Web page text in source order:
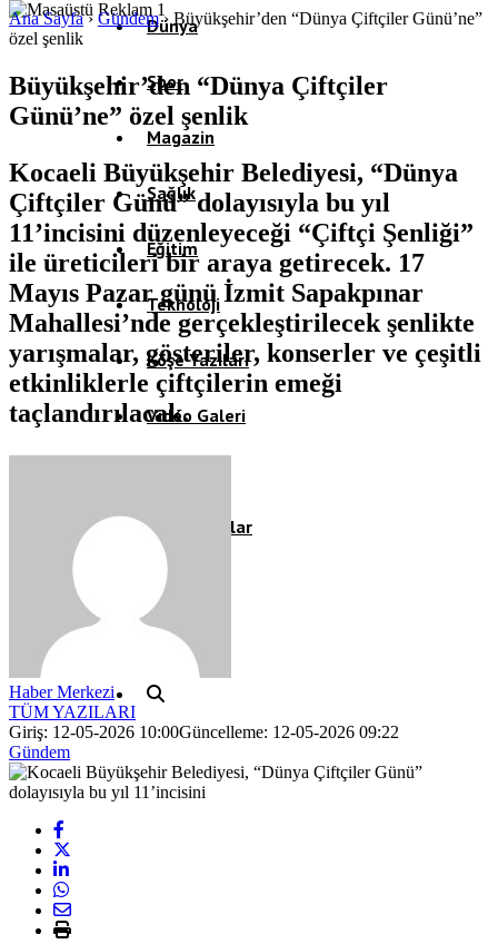
Dünya
Spor
Magazin
Sağlık
Eğitim
Teknoloji
Köşe Yazıları
Video Galeri
Resmi İlanlar
Ana Sayfa› Gündem› Büyükşehir’den “Dünya Çiftçiler Günü’ne”
özel şenlik
Büyükşehir’den “Dünya Çiftçiler
Günü’ne” özel şenlik
Kocaeli Büyükşehir Belediyesi, “Dünya
Çiftçiler Günü” dolayısıyla bu yıl
11’incisini düzenleyeceği “Çiftçi Şenliği”
ile üreticileri bir araya getirecek. 17
Mayıs Pazar günü İzmit Sapakpınar
Mahallesi’nde gerçekleştirilecek şenlikte
yarışmalar, gösteriler, konserler ve çeşitli
etkinliklerle çiftçilerin emeği
taçlandırılacak.
Haber Merkezi
TÜM YAZILARI
Giriş: 12-05-2026 10:00Güncelleme: 12-05-2026 09:22
Gündem